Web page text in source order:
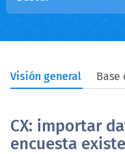
Visión general
CX: importar
encuesta